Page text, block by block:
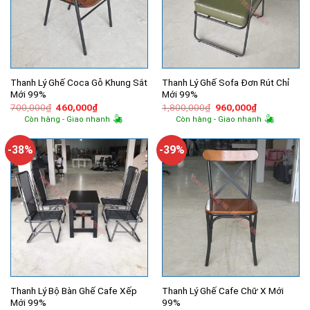
Thanh Lý Ghế Coca Gỗ Khung Sắt
Mới 99%
700,000₫ Giá
gốc
là:
460,000₫Giá
hiện
tại
460,000₫.
Còn hàng - Giao nhanh
Thanh Lý Ghế Sofa Đơn Rút Chỉ
Mới 99%
1,800,000₫ Giá
gốc
là:
960,000₫Giá
hiện
tại
960,000₫.
Còn hàng - Giao nhanh
-38%
Thanh Lý Bộ Bàn Ghế Cafe Xếp
Mới 99%
-39%
Thanh Lý Ghế Cafe Chữ X Mới
99%